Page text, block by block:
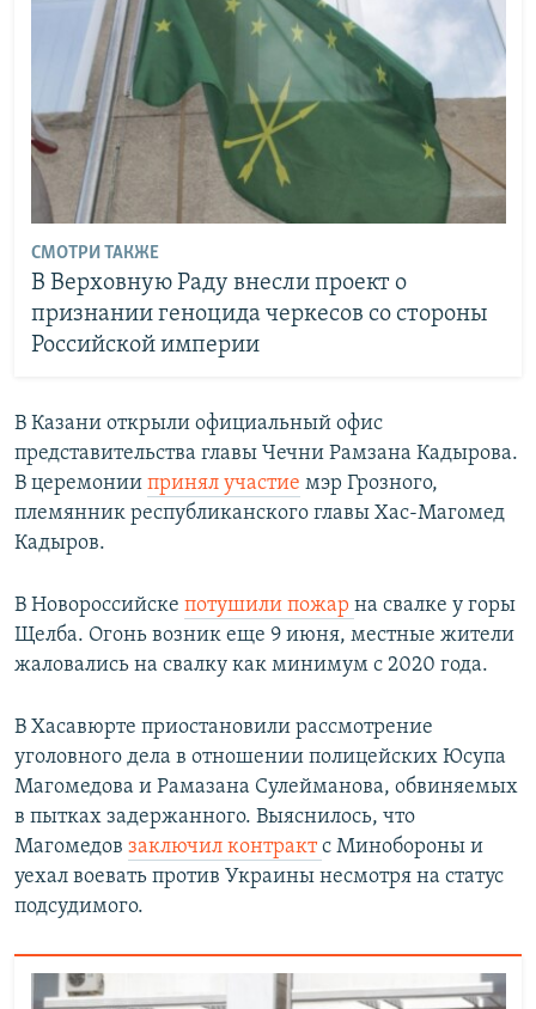
СМОТРИ ТАКЖЕ
В Верховную Раду внесли проект о
признании геноцида черкесов со стороны
Российской империи
В Казани открыли официальный офис
представительства главы Чечни Рамзана Кадырова.
В церемонии принял участие мэр Грозного,
племянник республиканского главы Хас-Магомед
Кадыров.
В Новороссийске потушили пожар на свалке у горы
Щелба. Огонь возник еще 9 июня, местные жители
жаловались на свалку как минимум с 2020 года.
В Хасавюрте приостановили рассмотрение
уголовного дела в отношении полицейских Юсупа
Магомедова и Рамазана Сулейманова, обвиняемых
в пытках задержанного. Выяснилось, что
Магомедов заключил контрактс Минобороны и
уехал воевать против Украины несмотря на статус
подсудимого.